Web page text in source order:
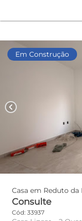
Em Construção
chevron_left
Casa em Reduto da
Consulte
Cód: 33937